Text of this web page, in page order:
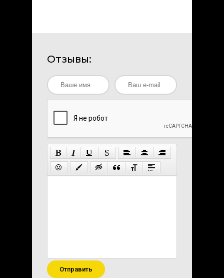
Отзывы:
Отправить